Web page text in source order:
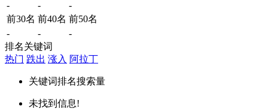
- -
-
前30名 前40名 前50名
-
-
-
排名关键词
热门 跌出 涨入 阿拉丁
关键词排名搜索量
未找到信息!